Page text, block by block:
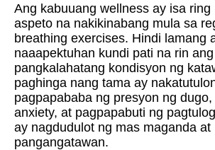
Ang kabuuang wellness ay isa ring
aspeto na nakikinabang mula sa
breathing exercises. Hindi lamang
naaapektuhan kundi pati na rin ang
pangkalahatang kondisyon ng
paghinga nang tama ay
pagpapababa ng presyon ng
anxiety, at pagpapabuti ng
ay nagdudulot ng mas maganda at
pangangatawan.